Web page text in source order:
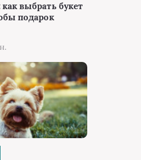
выбрать букет
подарок